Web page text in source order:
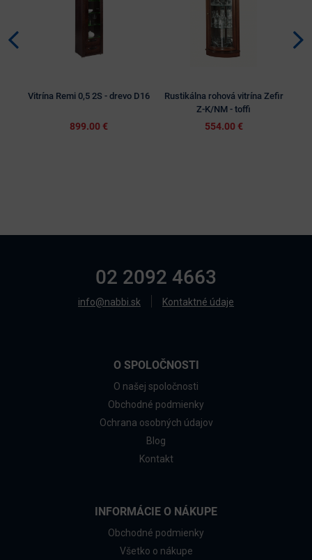
Vitrína Remi 0,5 2S - drevo D16
899.00 €
Rustikálna rohová vitrína Zefir
Z-K/NM - toffi
554.00 €
02 2092 4663
info@nabbi.sk Kontaktné údaje
O SPOLOČNOSTI
O našej spoločnosti
Obchodné podmienky
Ochrana osobných údajov
Blog
Kontakt
INFORMÁCIE O NÁKUPE
Obchodné podmienky
Všetko o nákupe